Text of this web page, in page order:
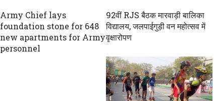
Army Chief lays
foundation stone for 648
new apartments for Army
personnel
92वीं RJS बैठक मारवाड़ी बालिका
विद्यालय, जलपाईगुड़ी वन महोत्सव में
वृक्षारोपण